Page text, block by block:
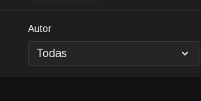
Autor